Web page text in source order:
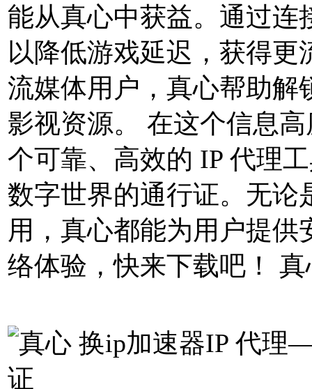
能从真心中获益。通过连
以降低游戏延迟，获得更
流媒体用户，真心帮助解
影视资源。 在这个信息
个可靠、高效的 IP 代理
数字世界的通行证。无论
用，真心都能为用户提供
络体验，快来下载